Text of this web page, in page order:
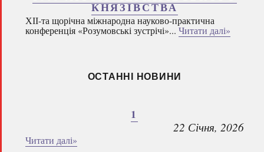
КНЯЗІВСТВА
ХІІ-та щорічна міжнародна науково-практична
конференція «Розумовські зустрічі»... Читати далі»
ОСТАННІ НОВИНИ
1
22 Січня, 2026
Читати далі»